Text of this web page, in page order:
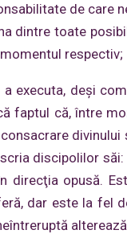
de care
dintre toate
respectiv;
executa, deşi
faptul că, între
discipolilor
direcţia opusă.
dar este la fel